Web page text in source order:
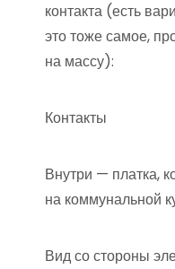
контакта (есть
это тоже самое,
на массу):
Контакты
Внутри — платка,
на коммунальной
Вид со стороны